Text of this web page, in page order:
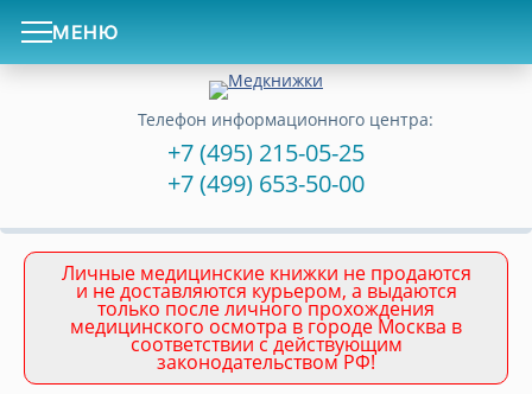
МЕНЮ
Телефон информационного центра:
+7 (495) 215-05-25
+7 (499) 653-50-00
Личные медицинские книжки не продаются
и не доставляются курьером, а выдаются
только после личного прохождения
медицинского осмотра в городе Москва в
соответствии с действующим
законодательством РФ!